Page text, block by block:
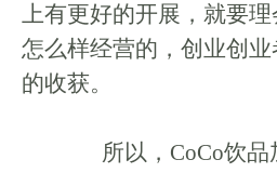
上有更好的开展，就要
怎么样经营的，创业创
的收获。
所以，CoCo饮品